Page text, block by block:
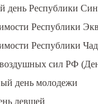
день Республики
Республики
Республики Чад
сил РФ
день молодежи
левшей